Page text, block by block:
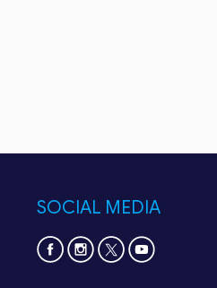
SOCIAL MEDIA